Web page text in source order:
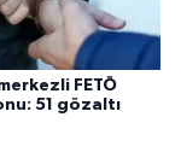
FETÖ
51 gözaltı